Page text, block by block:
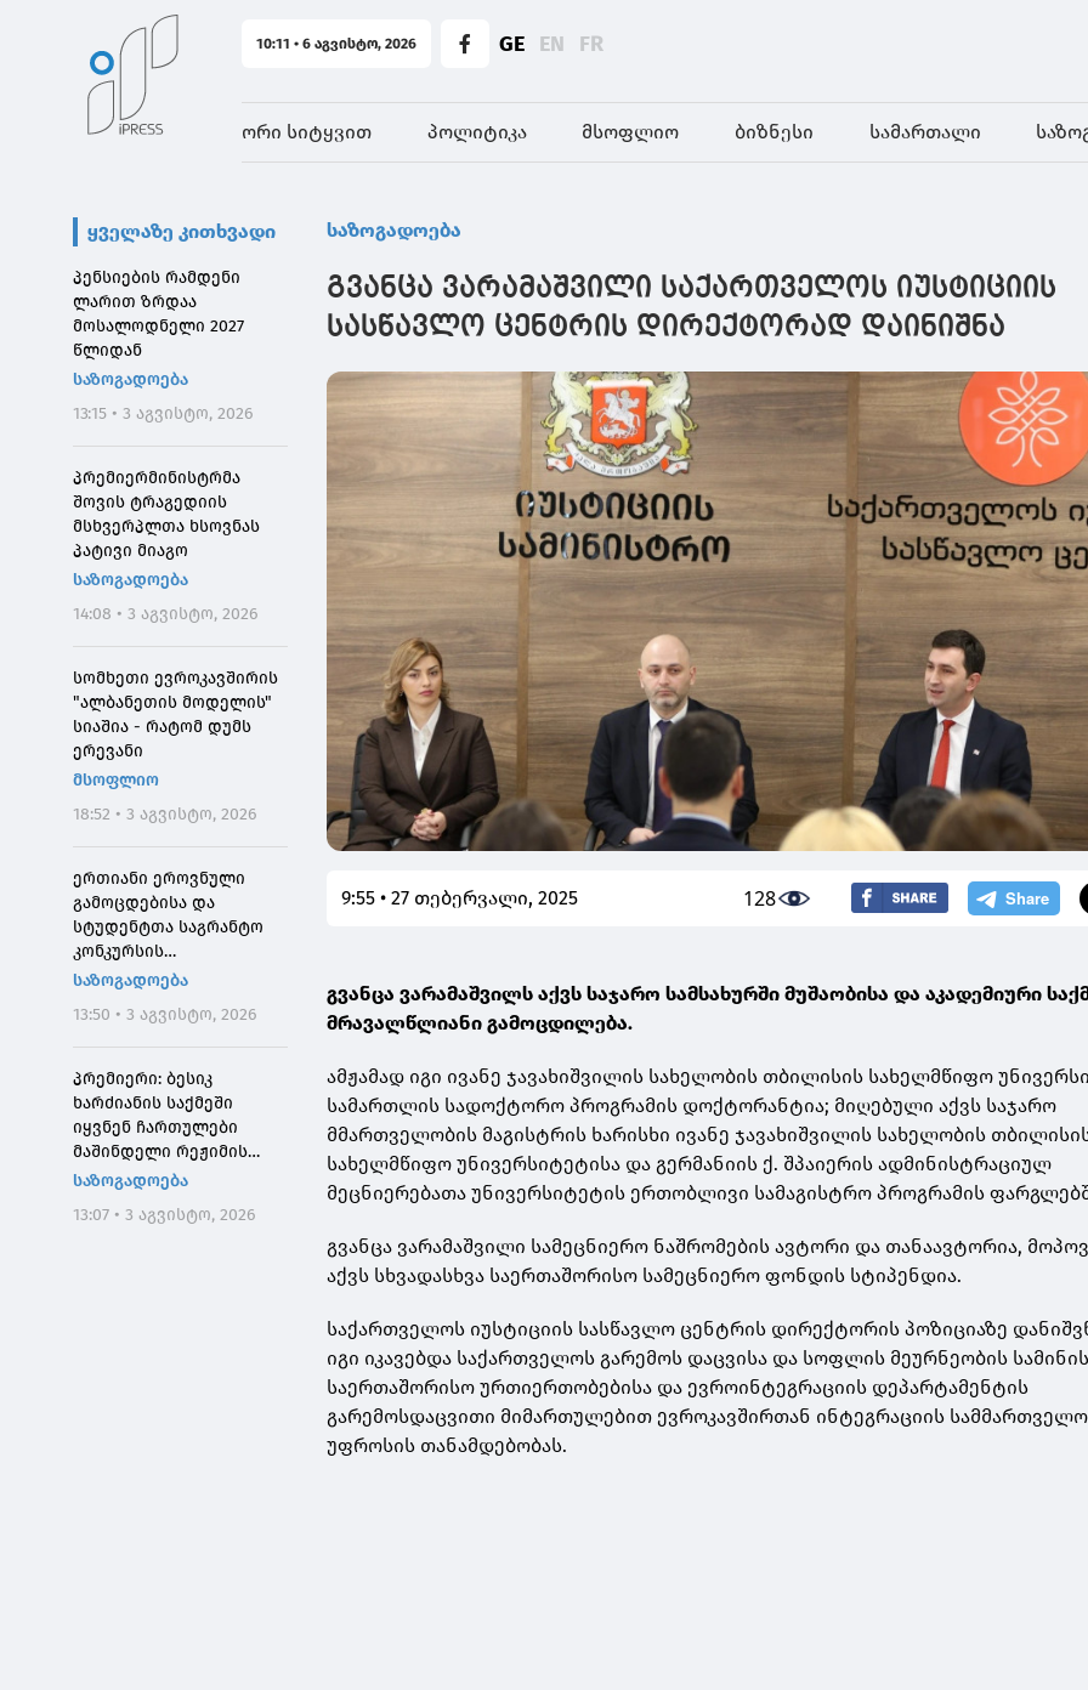
10:11 • 6 აგვისტო, 2026 GE EN FR
ორი სიტყვით პოლიტიკა მსოფლიო ბიზნესი სამართალი
ყველაზე კითხვადი
პენსიების რამდენი
ლარით ზრდაა
მოსალოდნელი 2027
წლიდან
საზოგადოება
13:15 • 3 აგვისტო, 2026
პრემიერმინისტრმა
შოვის ტრაგედიის
მსხვერპლთა ხსოვნას
პატივი მიაგო
საზოგადოება
14:08 • 3 აგვისტო, 2026
სომხეთი ევროკავშირის
"ალბანეთის მოდელის"
სიაშია - რატომ დუმს
ერევანი
მსოფლიო
18:52 • 3 აგვისტო, 2026
ერთიანი ეროვნული
გამოცდებისა და
სტუდენტთა საგრანტო
კონკურსის
მონაწილეებისთვის
განაცხადების მიღება 4
აგვისტოს 10:00
საათიდან დაიწყება
საზოგადოება
13:50 • 3 აგვისტო, 2026
პრემიერი: ბესიკ
ხარძიანის საქმეში
იყვნენ ჩართულები
მაშინდელი რეჟიმის
მაღალჩინოსნები, ეს
შეგვახსენებს იმას, თუ
საზოგადოება
13:07 • 3 აგვისტო, 2026
საზოგადოება
გვანცა ვარამაშვილი საქართველოს იუსტიციის
სასწავლო ცენტრის დირექტორად დაინიშნა
9:55 • 27 თებერვალი, 2025 128
გვანცა ვარამაშვილს აქვს საჯარო სამსახურში მუშაობისა და აკადემიური
მრავალწლიანი გამოცდილება.
ამჟამად იგი ივანე ჯავახიშვილის სახელობის თბილისის სახელმწიფო
სამართლის სადოქტორო პროგრამის დოქტორანტია; მიღებული აქვს საჯარო
მმართველობის მაგისტრის ხარისხი ივანე ჯავახიშვილის სახელობის
სახელმწიფო უნივერსიტეტისა და გერმანიის ქ. შპაიერის ადმინისტრაციულ
მეცნიერებათა უნივერსიტეტის ერთობლივი სამაგისტრო პროგრამის
გვანცა ვარამაშვილი სამეცნიერო ნაშრომების ავტორი და თანაავტორია,
აქვს სხვადასხვა საერთაშორისო სამეცნიერო ფონდის სტიპენდია.
საქართველოს იუსტიციის სასწავლო ცენტრის დირექტორის პოზიციაზე
იგი იკავებდა საქართველოს გარემოს დაცვისა და სოფლის მეურნეობის
საერთაშორისო ურთიერთობებისა და ევროინტეგრაციის დეპარტამენტის
გარემოსდაცვითი მიმართულებით ევროკავშირთან ინტეგრაციის
უფროსის თანამდებობას.